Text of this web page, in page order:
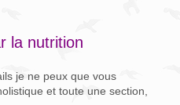
la nutrition
je ne peux que vous
et toute une section,